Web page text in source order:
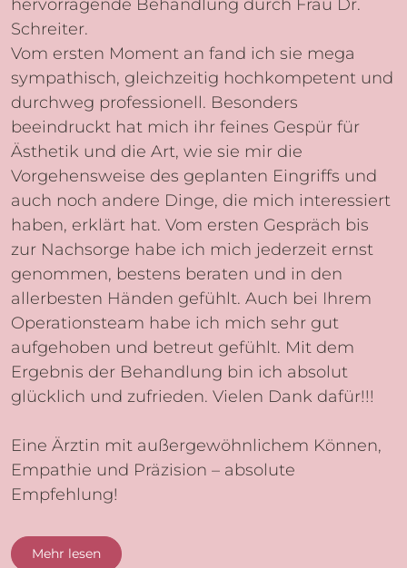
hervorragende Behandlung durch Frau Dr.
Schreiter.
Vom ersten Moment an fand ich sie mega
sympathisch, gleichzeitig hochkompetent und
durchweg professionell. Besonders
beeindruckt hat mich ihr feines Gespür für
Ästhetik und die Art, wie sie mir die
Vorgehensweise des geplanten Eingriffs und
auch noch andere Dinge, die mich interessiert
haben, erklärt hat. Vom ersten Gespräch bis
zur Nachsorge habe ich mich jederzeit ernst
genommen, bestens beraten und in den
allerbesten Händen gefühlt. Auch bei Ihrem
Operationsteam habe ich mich sehr gut
aufgehoben und betreut gefühlt. Mit dem
Ergebnis der Behandlung bin ich absolut
glücklich und zufrieden. Vielen Dank dafür!!!
Eine Ärztin mit außergewöhnlichem Können,
Empathie und Präzision – absolute
Empfehlung!
Mehr lesen